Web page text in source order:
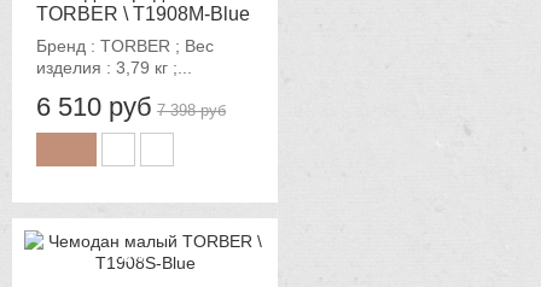
TORBER \ T1908M-Blue
Бренд : TORBER ; Вес
изделия : 3,79 кг ;...
6 510 руб 7 398 руб
-12%